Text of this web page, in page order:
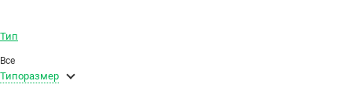
Тип
Все
Типоразмер